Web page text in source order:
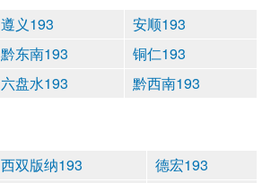
遵义193
安顺193
黔东南193
铜仁193
六盘水193 黔西南193
西双版纳193
德宏193